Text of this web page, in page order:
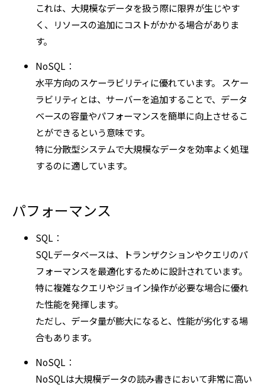
これは、大規模なデータを扱う際に限界が生じやす
く、リソースの追加にコストがかかる場合がありま
す。
NoSQL：
水平方向のスケーラビリティに優れています。 スケー
ラビリティとは、サーバーを追加することで、データ
ベースの容量やパフォーマンスを簡単に向上させるこ
とができるという意味です。
特に分散型システムで大規模なデータを効率よく処理
するのに適しています。
パフォーマンス
SQL：
SQLデータベースは、トランザクションやクエリのパ
フォーマンスを最適化するために設計されています。
特に複雑なクエリやジョイン操作が必要な場合に優れ
た性能を発揮します。
ただし、データ量が膨大になると、性能が劣化する場
合もあります。
NoSQL：
NoSQLは大規模データの読み書きにおいて非常に高い